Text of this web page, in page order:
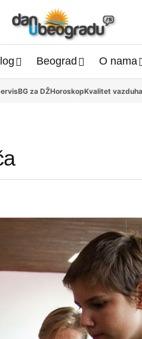
Beograd O nama
BG za DŽHoroskopKvalitet vazduha